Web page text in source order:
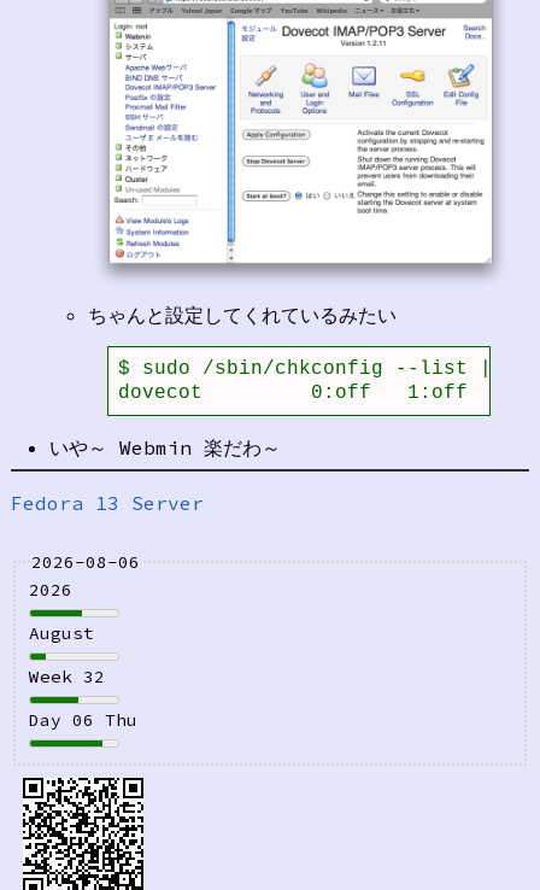
2026-08-06
2026
August
Week 32
Day 06 Thu
ちゃんと設定してくれているみたい
$ sudo /sbin/chkconfig --list |
dovecot         0:off   1:off
いや～ Webmin 楽だわ～
Fedora 13 Server